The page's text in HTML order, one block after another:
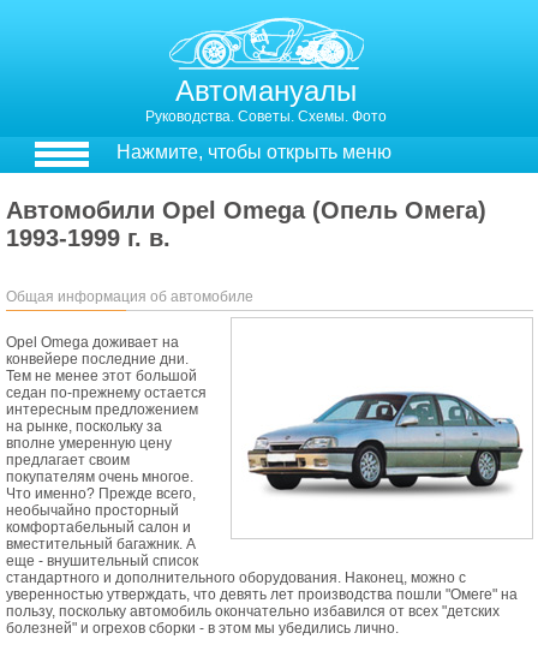
Автомануалы
Руководства. Советы. Схемы. Фото
Нажмите, чтобы открыть меню
Автомобили Opel Omega (Опель Омега)
1993-1999 г. в.
Общая информация об автомобиле
Opel Omega доживает на
конвейере последние дни.
Тем не менее этот большой
седан по-прежнему остается
интересным предложением
на рынке, поскольку за
вполне умеренную цену
предлагает своим
покупателям очень многое.
Что именно? Прежде всего,
необычайно просторный
комфортабельный салон и
вместительный багажник. А
еще - внушительный список
стандартного и дополнительного оборудования. Наконец, можно с
уверенностью утверждать, что девять лет производства пошли "Омеге" на
пользу, поскольку автомобиль окончательно избавился от всех "детских
болезней" и огрехов сборки - в этом мы убедились лично.